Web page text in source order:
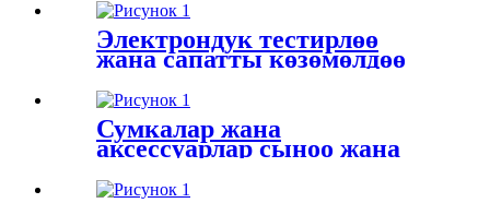
Электрондук тестирлөө
жана сапатты көзөмөлдөө
Сумкалар жана
аксессуарлар сыноо жана